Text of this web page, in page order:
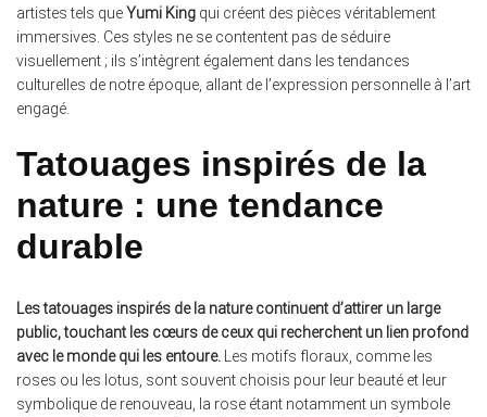
artistes tels queYumi King qui créent des pièces véritablement
immersives. Ces styles ne se contentent pas de séduire
visuellement ; ils s’intègrent également dans les tendances
culturelles de notre époque, allant de l’expression personnelle à l’art
engagé.
Tatouages inspirés de la
nature : une tendance
durable
Les tatouages inspirés de la nature continuent d’attirer un large
public, touchant les cœurs de ceux qui recherchent un lien profond
avec le monde qui les entoure. Les motifs floraux, comme les
roses ou les lotus, sont souvent choisis pour leur beauté et leur
symbolique de renouveau, la rose étant notamment un symbole